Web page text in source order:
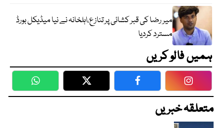
میر رضا کی قبر کشائی پر تنازع،اہلخانہ نے نیا میڈیکل بورڈ
مسترد کردیا
ہمیں فالو کریں
WhatsApp Twitter Facebook
متعلقہ خبریں